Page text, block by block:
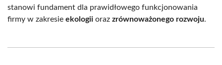
stanowi fundament dla prawidłowego funkcjonowania
firmy w zakresie ekologii oraz zrównoważonego rozwoju.